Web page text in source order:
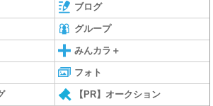
ブログ
グループ
みんカラ＋
フォト
【PR】オークション